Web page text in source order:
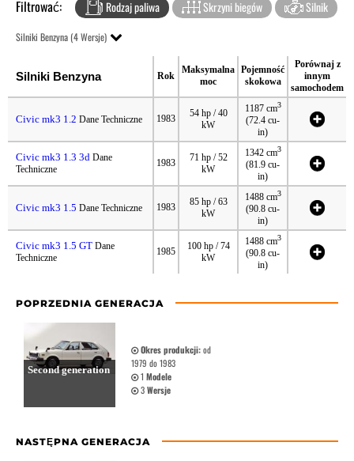
Filtrować: Rodzaj paliwa Skrzyni biegów Silnik
Silniki Benzyna (4 Wersje)
Silniki Benzyna Rok
Maksymalna
moc
Pojemność
skokowa
Porównaj z
innym
samochodem
Civic mk3 1.2 Dane Techniczne 1983
54 hp / 40
kW
1187 cm3
(72.4 cu-
in)
Civic mk3 1.3 3d Dane
Techniczne
1983
71 hp / 52
kW
1342 cm3
(81.9 cu-
in)
Civic mk3 1.5 Dane Techniczne 1983
85 hp / 63
kW
1488 cm3
(90.8 cu-
in)
Civic mk3 1.5 GT Dane
Techniczne
1985
100 hp / 74
kW
1488 cm3
(90.8 cu-
in)
POPRZEDNIA GENERACJA
Second generation
Okres produkcji:od
1979 do 1983
1 Modele
3Wersje
NASTĘPNA GENERACJA